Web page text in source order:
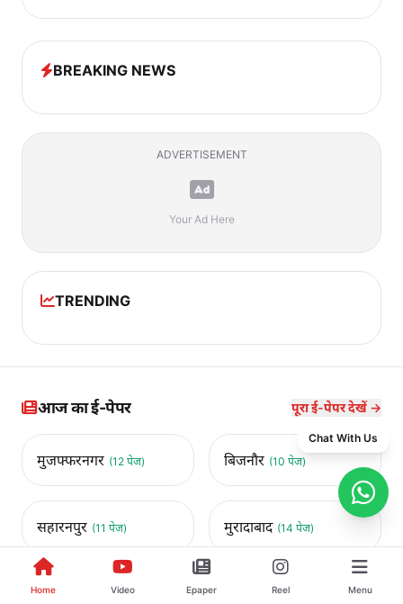
BREAKING NEWS
ADVERTISEMENT
Your Ad Here
TRENDING
आज का ई-पेपर पूरा ई-पेपर देखें →
मुजफ्फरनगर (12 पेज) बिजनौर (10 पेज)
सहारनपुर (11 पेज) मुरादाबाद (14 पेज)
Home Video Epaper Reel Menu
Chat With Us